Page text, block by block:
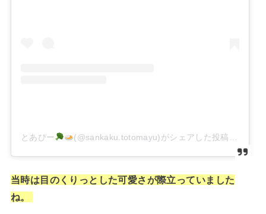
とあぴー (@sankaku.totomayu)がシェアした投稿
当時は目のくりっとした可愛さが際立っていました
ね。